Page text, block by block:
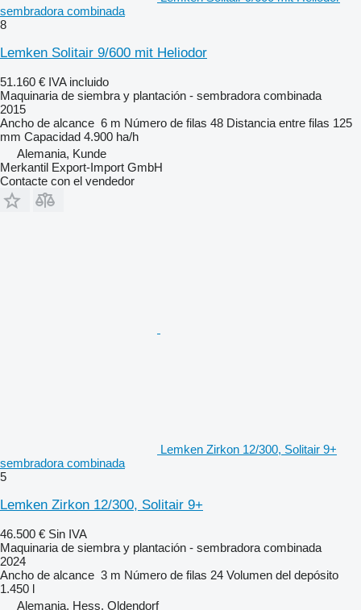
sembradora combinada
8
Lemken Solitair 9/600 mit Heliodor
51.160 € IVA incluido
Maquinaria de siembra y plantación - sembradora combinada
2015
Ancho de alcance 6 m Número de filas 48 Distancia entre filas 125
mm Capacidad 4.900 ha/h
Alemania, Kunde
Merkantil Export-Import GmbH
Contacte con el vendedor
Lemken Zirkon 12/300, Solitair 9+
sembradora combinada
5
Lemken Zirkon 12/300, Solitair 9+
46.500 € Sin IVA
Maquinaria de siembra y plantación - sembradora combinada
2024
Ancho de alcance 3 m Número de filas 24 Volumen del depósito
1.450 l
Alemania, Hess. Oldendorf